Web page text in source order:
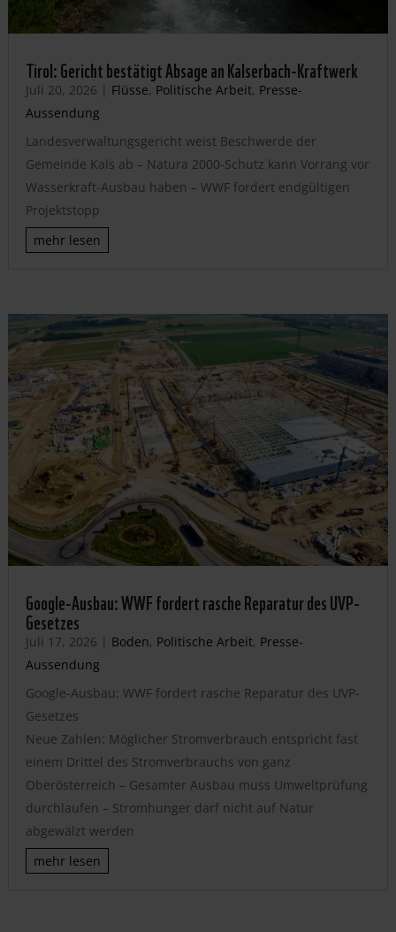
Tirol: Gericht bestätigt Absage an Kalserbach-Kraftwerk
Juli 20, 2026 | Flüsse, Politische Arbeit, Presse-
Aussendung
Landesverwaltungsgericht weist Beschwerde der
Gemeinde Kals ab – Natura 2000-Schutz kann Vorrang vor
Wasserkraft-Ausbau haben – WWF fordert endgültigen
Projektstopp
mehr lesen
Google-Ausbau: WWF fordert rasche Reparatur des UVP-
Gesetzes
Juli 17, 2026 | Boden, Politische Arbeit, Presse-
Aussendung
Google-Ausbau: WWF fordert rasche Reparatur des UVP-
Gesetzes
Neue Zahlen: Möglicher Stromverbrauch entspricht fast
einem Drittel des Stromverbrauchs von ganz
Oberösterreich – Gesamter Ausbau muss Umweltprüfung
durchlaufen – Stromhunger darf nicht auf Natur
abgewälzt werden
mehr lesen